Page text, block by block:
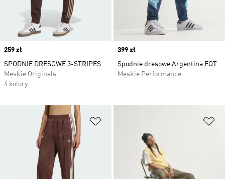
Price
259 zł
SPODNIE DRESOWE 3-STRIPES
Męskie Originals
4 kolory
Price
399 zł
Spodnie dresowe Argentina EQT
Męskie Performance